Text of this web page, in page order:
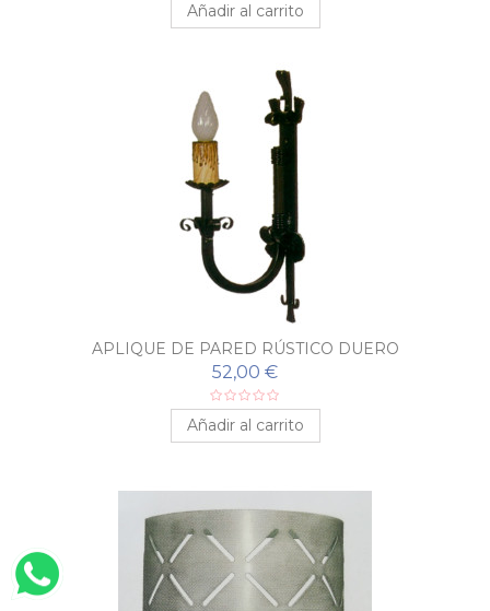
Añadir al carrito
APLIQUE DE PARED RÚSTICO DUERO
52,00 €
Añadir al carrito